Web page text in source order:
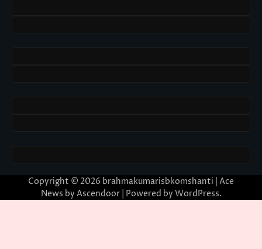
Copyright © 2026 brahmakumarisbkomshanti | Ace
News by Ascendoor| Powered by WordPress.